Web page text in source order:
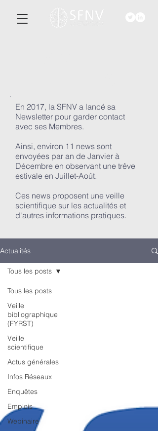
En 2017, la SFNV a lancé sa
Newsletter pour garder contact
avec ses Membres.
Ainsi, environ 11 news sont
envoyées par an de Janvier à
Décembre en observant une trêve
estivale en Juillet-Août.
Ces news proposent une veille
scientifique sur les actualités et
d'autres informations pratiques.
Actualités
Tous les posts
Veille
bibliographique
(FYRST)
Veille
scientifique
Actus générales
Infos Réseaux
Enquêtes
Emplois
Webinaire
Tous les posts